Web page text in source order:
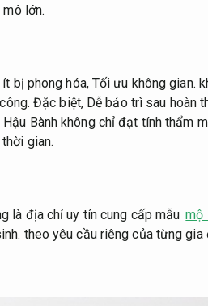
lớn.
ít bị phong hóa, Tối ưu không gian.
Đặc biệt, Dễ bảo trì sau hoàn
Hậu Bành không chỉ đạt tính thẩm
gian.
là địa chỉ uy tín cung cấp mẫu mộ
theo yêu cầu riêng của từng gia